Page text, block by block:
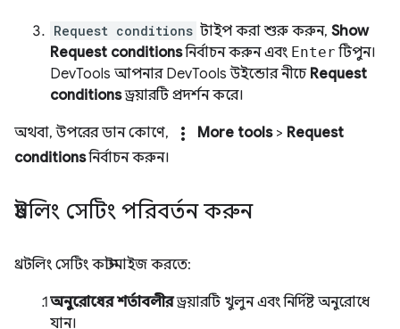
Request conditions টাইপ করা শুরু করুন, Show
Request conditionsনির্বাচন করুন এবং Enter টিপুন।
DevTools আপনার DevTools উইন্ডোর নীচে Request
conditionsড্রয়ারটি প্রদর্শন করে।
অথবা, উপরের ডান কোণে, more_vert More tools> Request
conditionsনির্বাচন করুন।
থ্রটলিং সেটিং পরিবর্তন করুন
থ্রটলিং সেটিং কাস্টমাইজ করতে:
অনুরোধের শর্তাবলীরড্রয়ারটি খুলুন এবং নির্দিষ্ট অনুরোধে
যান।